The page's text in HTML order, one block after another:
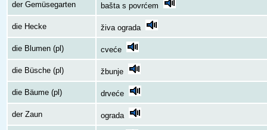
der Gemüsegarten bašta s povrćem
die Hecke živa ograda
die Blumen (pl) cveće
die Büsche (pl) žbunje
die Bäume (pl) drveće
der Zaun ograda